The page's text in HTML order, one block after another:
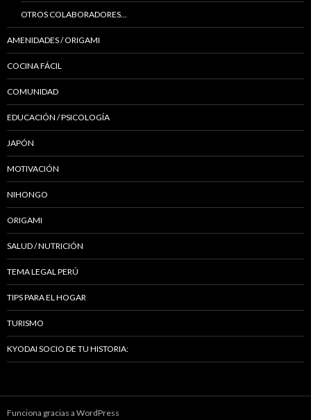
OTROS COLABORADORES…
AMENIDADES / ORIGAMI
COCINA FÁCIL
COMUNIDAD
EDUCACIÓN / PSICOLOGÍA
JAPÓN
MOTIVACIÓN
NIHONGO
ORIGAMI
SALUD / NUTRICIÓN
TEMA LEGAL PERÚ
TIPS PARA EL HOGAR
TURISMO
KYODAI SOCIO DE TU HISTORIA:
Funciona gracias a WordPress